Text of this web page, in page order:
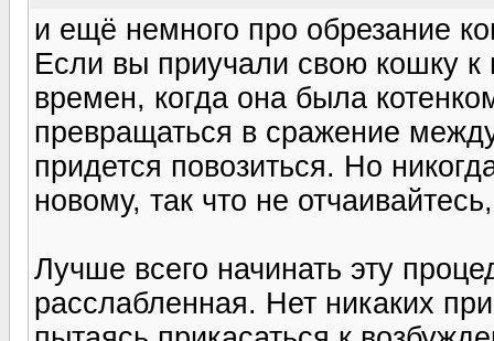
и ещё немного про обрезание
Если вы приучали свою кошку
времен, когда она была
превращаться в сражение
придется повозиться. Но
новому, так что не
Лучше всего начинать эту
расслабленная. Нет никаких